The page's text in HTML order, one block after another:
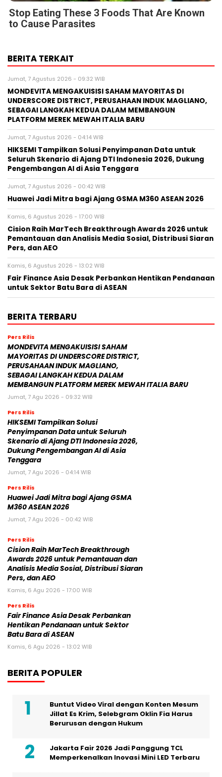
Stop Eating These 3 Foods That Are Known
to Cause Parasites
BERITA TERKAIT
Jumat, 7 Agustus 2026 - 09:32 WIB
MONDEVITA MENGAKUISISI SAHAM MAYORITAS DI
UNDERSCORE DISTRICT, PERUSAHAAN INDUK MAGLIANO,
SEBAGAI LANGKAH KEDUA DALAM MEMBANGUN
PLATFORM MEREK MEWAH ITALIA BARU
Jumat, 7 Agustus 2026 - 04:14 WIB
HIKSEMI Tampilkan Solusi Penyimpanan Data untuk
Seluruh Skenario di Ajang DTI Indonesia 2026, Dukung
Pengembangan AI di Asia Tenggara
Jumat, 7 Agustus 2026 - 00:42 WIB
Huawei Jadi Mitra bagi Ajang GSMA M360 ASEAN 2026
Kamis, 6 Agustus 2026 - 17:00 WIB
Cision Raih MarTech Breakthrough Awards 2026 untuk
Pemantauan dan Analisis Media Sosial, Distribusi Siaran
Pers, dan AEO
Kamis, 6 Agustus 2026 - 13:02 WIB
Fair Finance Asia Desak Perbankan Hentikan Pendanaan
untuk Sektor Batu Bara di ASEAN
BERITA TERBARU
Pers Rilis
MONDEVITA MENGAKUISISI SAHAM
MAYORITAS DI UNDERSCORE DISTRICT,
PERUSAHAAN INDUK MAGLIANO,
SEBAGAI LANGKAH KEDUA DALAM
MEMBANGUN PLATFORM MEREK MEWAH ITALIA BARU
Jumat, 7 Agu 2026 - 09:32 WIB
Pers Rilis
HIKSEMI Tampilkan Solusi
Penyimpanan Data untuk Seluruh
Skenario di Ajang DTI Indonesia 2026,
Dukung Pengembangan AI di Asia
Tenggara
Jumat, 7 Agu 2026 - 04:14 WIB
Pers Rilis
Huawei Jadi Mitra bagi Ajang GSMA
M360 ASEAN 2026
Jumat, 7 Agu 2026 - 00:42 WIB
Pers Rilis
Cision Raih MarTech Breakthrough
Awards 2026 untuk Pemantauan dan
Analisis Media Sosial, Distribusi Siaran
Pers, dan AEO
Kamis, 6 Agu 2026 - 17:00 WIB
Pers Rilis
Fair Finance Asia Desak Perbankan
Hentikan Pendanaan untuk Sektor
Batu Bara di ASEAN
Kamis, 6 Agu 2026 - 13:02 WIB
BERITA POPULER
Buntut Video Viral dengan Konten Mesum
Jillat Es Krim, Selebgram Oklin Fia Harus
Berurusan dengan Hukum
Jakarta Fair 2026 Jadi Panggung TCL
Memperkenalkan Inovasi Mini LED Terbaru